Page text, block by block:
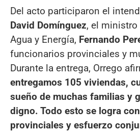
Del acto participaron el
David Domínguez, el ministro
Agua y Energía, Fernando
funcionarios provinciales y
Durante la entrega, Orrego
entregamos 105 viviendas,
sueño de muchas familias y
digno. Todo esto se logra
provinciales y esfuerzo